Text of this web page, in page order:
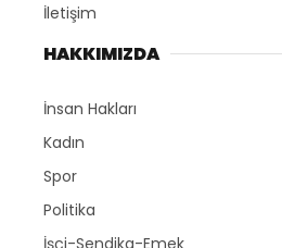
İletişim
HAKKIMIZDA
İnsan Hakları
Kadın
Spor
Politika
İşçi-Sendika-Emek